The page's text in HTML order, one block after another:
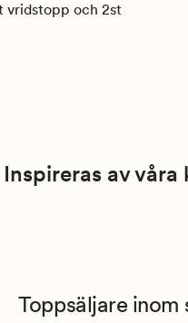
vridstopp och 2st
Inspireras av våra
Toppsäljare